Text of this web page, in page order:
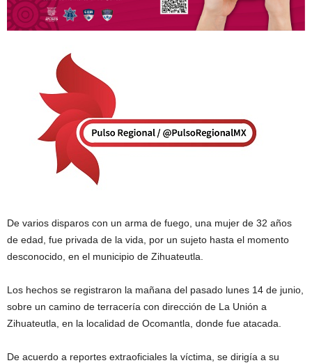
De varios disparos con un arma de fuego, una mujer de 32 años
de edad, fue privada de la vida, por un sujeto hasta el momento
desconocido, en el municipio de Zihuateutla.
Los hechos se registraron la mañana del pasado lunes 14 de junio,
sobre un camino de terracería con dirección de La Unión a
Zihuateutla, en la localidad de Ocomantla, donde fue atacada.
De acuerdo a reportes extraoficiales la víctima, se dirigía a su